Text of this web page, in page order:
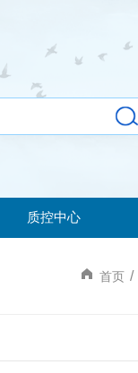
质控中心
首页 /